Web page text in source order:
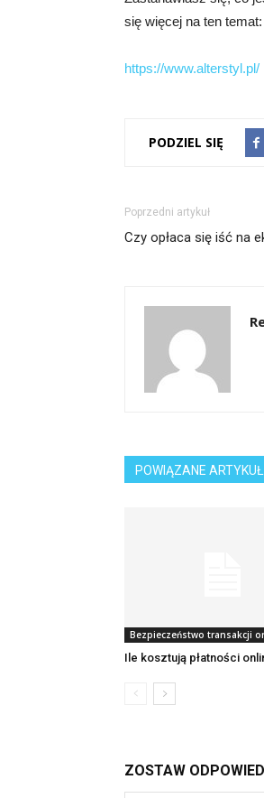
się więcej na ten temat:
https://www.alterstyl.pl/
PODZIEL SIĘ
Poprzedni artykuł
Czy opłaca się iść na
POWIĄZANE
Bezpieczeństwo transakcji
Ile kosztują płatności
ZOSTAW